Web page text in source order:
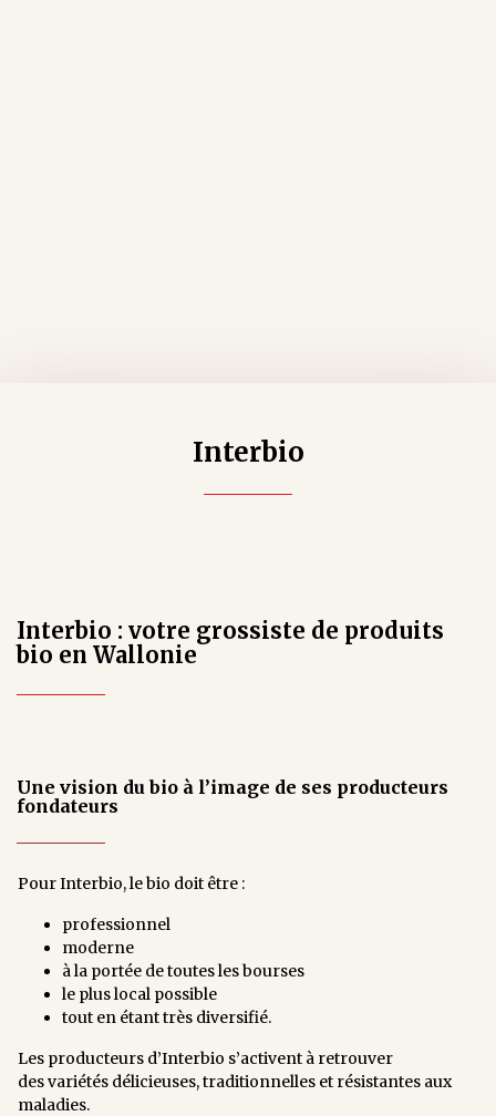
Interbio
Interbio : votre grossiste de produits
bio en Wallonie
Une vision du bio à l’image de ses producteurs
fondateurs
Pour Interbio, le bio doit être :
professionnel
moderne
à la portée de toutes les bourses
le plus local possible
tout en étant très diversifié.
Les producteurs d’Interbio s’activent à retrouver
des variétés délicieuses, traditionnelles et résistantes aux
maladies.